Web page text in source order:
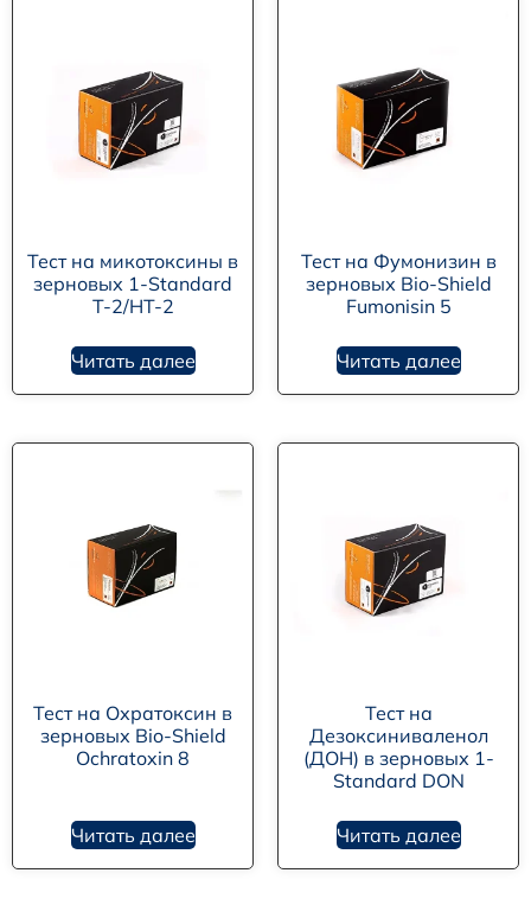
Тест на микотоксины в
зерновых 1-Standard
T-2/HT-2
Читать далее
Тест на Фумонизин в
зерновых Bio-Shield
Fumonisin 5
Читать далее
Тест на Охратоксин в
зерновых Bio-Shield
Ochratoxin 8
Читать далее
Тест на
Дезоксиниваленол
(ДОН) в зерновых 1-
Standard DON
Читать далее